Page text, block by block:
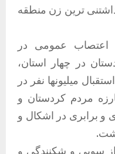
ترین زن منطقه
عمومی در
در چهار استان،
میلیونها نفر در
مردم کردستان و
و برابری در اشکال و
سویی و شکنندگی و